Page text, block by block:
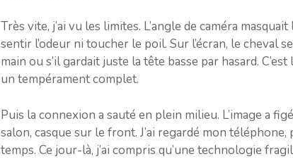
Très vite, j’ai vu les limites. L’angle de caméra
sentir l’odeur ni toucher le poil. Sur l’écran, le cheval
main ou s’il gardait juste la tête basse par hasard.
un tempérament complet.
Puis la connexion a sauté en plein milieu. L’image a
salon, casque sur le front. J’ai regardé mon
temps. Ce jour-là, j’ai compris qu’une technologie